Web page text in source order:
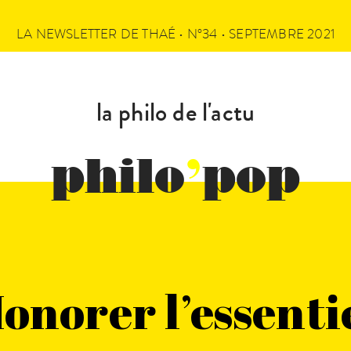
LA NEWSLETTER DE THAÉ • N°34 • SEPTEMBRE 2021
la philo de l'actu
philo’pop